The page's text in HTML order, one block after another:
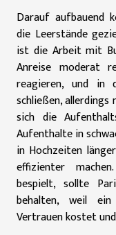
Darauf aufbauend
die Leerstände
ist die Arbeit mit
Anreise moderat
reagieren, und in
schließen, allerdings
sich die
Aufenthalte in
in Hochzeiten
effizienter
bespielt, sollte
behalten, weil ein
Vertrauen kostet